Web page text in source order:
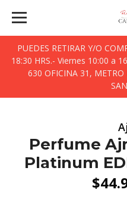
PUEDES RETIRAR Y/O
18:30 HRS.- Viernes 10:00 a
630 OFICINA 31, METRO
Perfume
Platinum